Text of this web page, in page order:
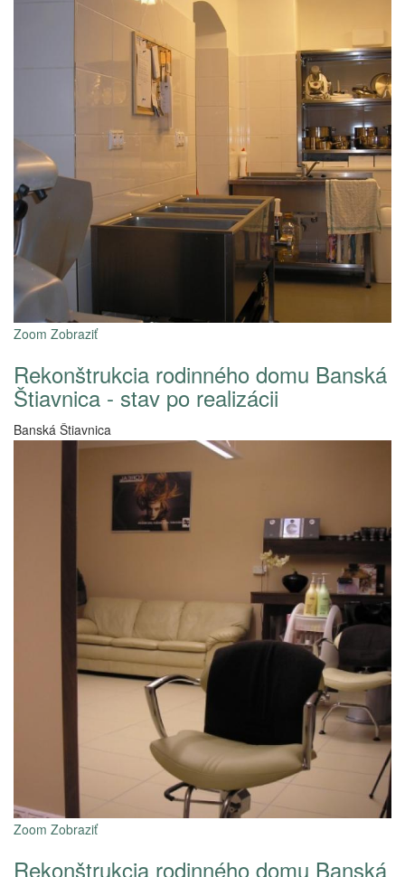
Zoom Zobraziť
Rekonštrukcia rodinného domu Banská
Štiavnica - stav po realizácii
Banská Štiavnica
Zoom Zobraziť
Rekonštrukcia rodinného domu Banská